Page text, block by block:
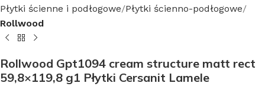
Płytki ścienne i podłogowe Płytki ścienno-podłogowe
Rollwood
Rollwood Gpt1094 cream structure matt rect
59,8×119,8 g1 Płytki Cersanit Lamele